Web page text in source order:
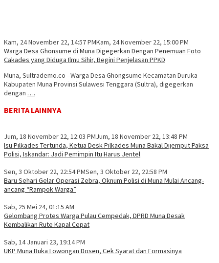
Kam, 24 November 22, 14:57 PMKam, 24 November 22, 15:00 PM
Warga Desa Ghonsume di Muna Digegerkan Dengan Penemuan Foto
Cakades yang Diduga Ilmu Sihir, Begini Penjelasan PPKD
Muna, Sultrademo.co –Warga Desa Ghongsume Kecamatan Duruka
Kabupaten Muna Provinsi Sulawesi Tenggara (Sultra), digegerkan
dengan ….
BERITA LAINNYA
Jum, 18 November 22, 12:03 PMJum, 18 November 22, 13:48 PM
Isu Pilkades Tertunda, Ketua Desk Pilkades Muna Bakal Dijemput Paksa
Polisi, Iskandar: Jadi Pemimpin Itu Harus Jentel
Sen, 3 Oktober 22, 22:54 PMSen, 3 Oktober 22, 22:58 PM
Baru Sehari Gelar Operasi Zebra, Oknum Polisi di Muna Mulai Ancang-
ancang “Rampok Warga”
Sab, 25 Mei 24, 01:15 AM
Gelombang Protes Warga Pulau Cempedak, DPRD Muna Desak
Kembalikan Rute Kapal Cepat
Sab, 14 Januari 23, 19:14 PM
UKP Muna Buka Lowongan Dosen, Cek Syarat dan Formasinya